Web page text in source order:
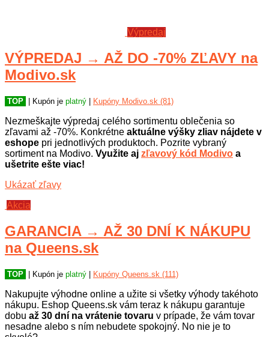
Výpredaj
VÝPREDAJ → AŽ DO -70% ZĽAVY na
Modivo.sk
TOP | Kupón je platný Kupóny Modivo.sk (81)
Nezmeškajte výpredaj celého sortimentu oblečenia so
zľavami až -70%. Konkrétne aktuálne výšky zliav nájdete v
eshope pri jednotlivých produktoch. Pozrite vybraný
sortiment na Modivo. Využite aj zľavový kód Modivo a
ušetrite ešte viac!
Ukázať zľavy
Akcia
GARANCIA → AŽ 30 DNÍ K NÁKUPU
na Queens.sk
TOP | Kupón je platný | Kupóny Queens.sk (111)
Nakupujte výhodne online a užite si všetky výhody takéhoto
nákupu. Eshop Queens.sk vám teraz k nákupu garantuje
dobu až 30 dní na vrátenie tovaru v prípade, že vám tovar
nesadne alebo s ním nebudete spokojný. No nie je to